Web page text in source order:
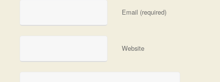
Email (required)
Website